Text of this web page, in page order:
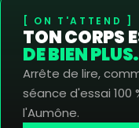
ON T'ATTEND
TON CORPS
DE BIEN PLUS.
Arrête de lire,
séance d'essai
l'Aumône.